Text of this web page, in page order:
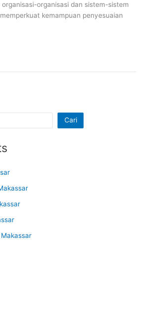
organisasi-organisasi dan sistem-sistem
kemampuan penyesuaian
Cari